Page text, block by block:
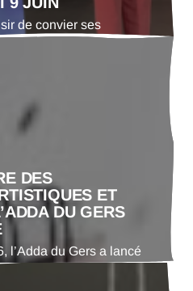
de convier ses
Générale qui se tiendra
sur les actions menées,
et d’échanger
DES
ET
DU GERS
l’Adda du Gers a lancé
consacrée